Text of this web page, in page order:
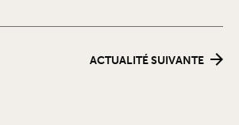
ACTUALITÉ SUIVANTE